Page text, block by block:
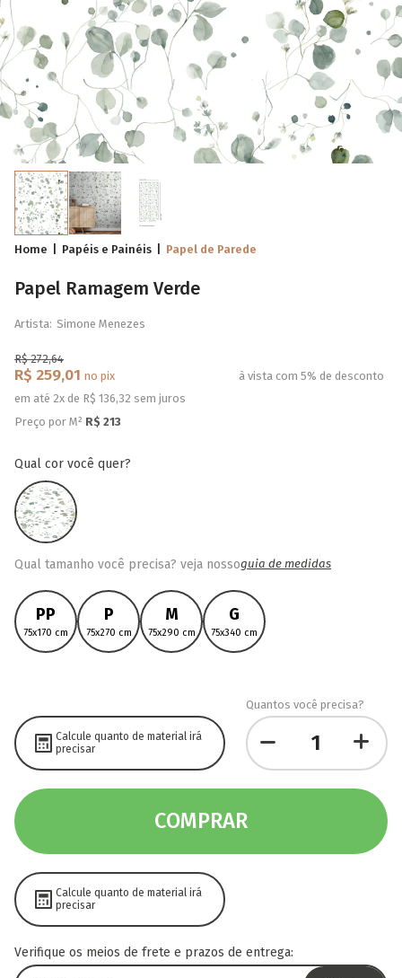
Home Papéis e Painéis Papel de Parede
Papel Ramagem Verde
Artista: Simone Menezes
R$ 272,64
R$ 259,01 no pix
à vista com 5% de desconto
em até 2x de R$ 136,32 sem juros
Preço por M² R$ 213
qual cor você quer?
Qual tamanho você precisa? veja nossoguia de medidas
PP
75x170 cm
P
75x270 cm
M
75x290 cm
G
75x340 cm
Calcule quanto de material irá
precisar
Calcule quanto de material irá
precisar
Quantos você precisa?
COMPRAR
Verifique os meios de frete e prazos de entrega: